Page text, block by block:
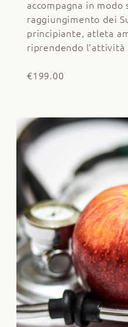
accompagna in
raggiungimento dei
principiante, atleta
riprendendo l’attività
€199.00